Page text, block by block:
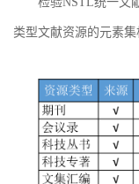
类型文献资源的元素